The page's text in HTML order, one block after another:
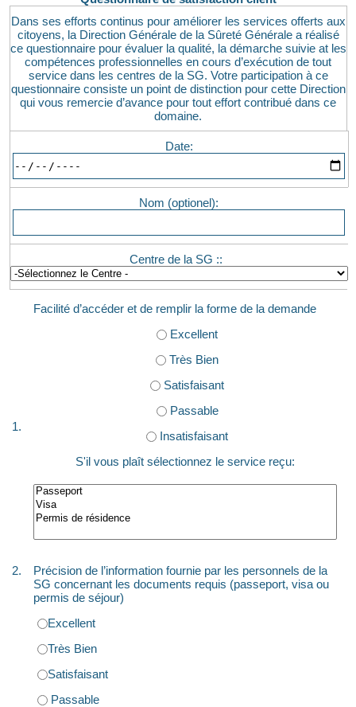
Dans ses efforts continus pour améliorer les services offerts aux
citoyens, la Direction Générale de la Sûreté Générale a réalisé
ce questionnaire pour évaluer la qualité, la démarche suivie at les
compétences professionnelles en cours d’exécution de tout
service dans les centres de la SG. Votre participation à ce
questionnaire consiste un point de distinction pour cette Direction
qui vous remercie d’avance pour tout effort contribué dans ce
domaine.
Date:
Nom (optionel):
Centre de la SG ::
1.
Facilité d’accéder et de remplir la forme de la demande
Excellent
Très Bien
Satisfaisant
Passable
Insatisfaisant
S'il vous plaît sélectionnez le service reçu:
2.
Précision de l’information fournie par les personnels de la
SG concernant les documents requis (passeport, visa ou
permis de séjour)
Excellent
Très Bien
Satisfaisant
Passable